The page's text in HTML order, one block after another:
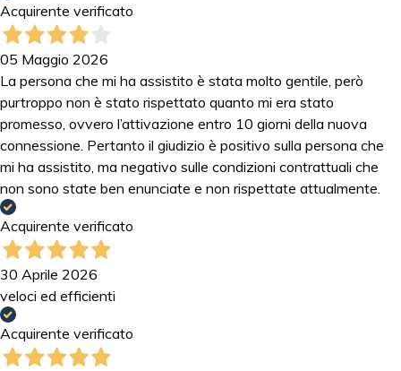
Acquirente verificato
05 Maggio 2026
La persona che mi ha assistito è stata molto gentile, però
purtroppo non è stato rispettato quanto mi era stato
promesso, ovvero l’attivazione entro 10 giorni della nuova
connessione. Pertanto il giudizio è positivo sulla persona che
mi ha assistito, ma negativo sulle condizioni contrattuali che
non sono state ben enunciate e non rispettate attualmente.
Acquirente verificato
30 Aprile 2026
veloci ed efficienti
Acquirente verificato